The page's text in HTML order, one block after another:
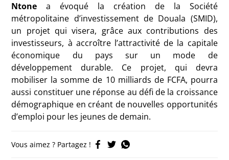
Ntone a évoqué la création de la Société
métropolitaine d’investissement de Douala (SMID),
un projet qui visera, grâce aux contributions des
investisseurs, à accroître l’attractivité de la capitale
économique du pays sur un mode de
développement durable. Ce projet, qui devra
mobiliser la somme de 10 milliards de FCFA, pourra
aussi constituer une réponse au défi de la croissance
démographique en créant de nouvelles opportunités
d’emploi pour les jeunes de demain.
Vous aimez ? Partagez !